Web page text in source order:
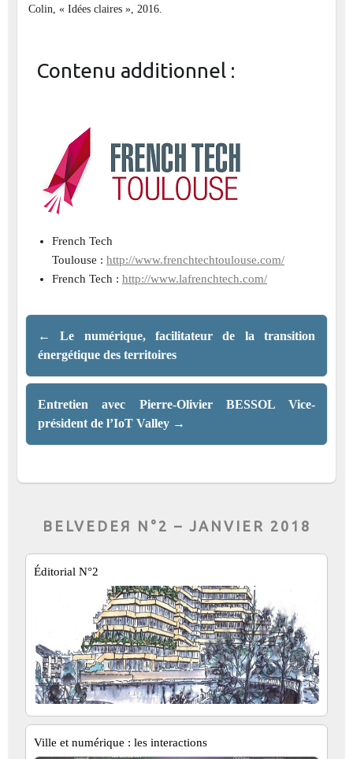
Colin, « Idées claires », 2016.
Contenu additionnel :
French Tech
Toulouse : http://www.frenchtechtoulouse.com/
French Tech : http://www.lafrenchtech.com/
←
Le numérique, facilitateur de la transition
énergétique des territoires
Entretien avec Pierre-Olivier BESSOL Vice-
président de l’IoT Valley →
BELVEDEЯ N°2 – JANVIER 2018
Éditorial N°2
Ville et numérique : les interactions